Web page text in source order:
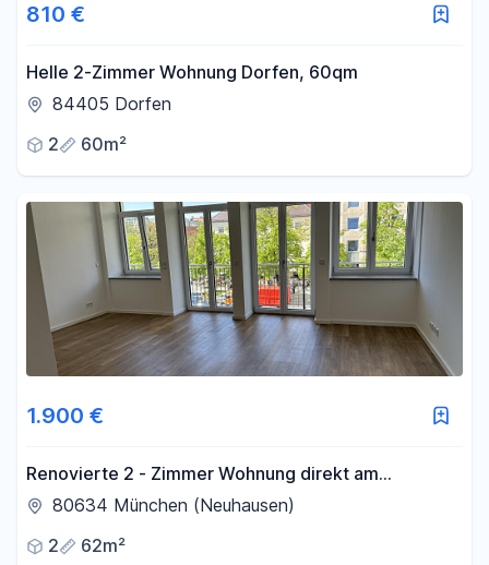
810 €
Helle 2-Zimmer Wohnung Dorfen, 60qm
84405 Dorfen
2
60m²
1.900 €
Renovierte 2 - Zimmer Wohnung direkt am
Rotkreuzplatz
80634 München (Neuhausen)
2
62m²